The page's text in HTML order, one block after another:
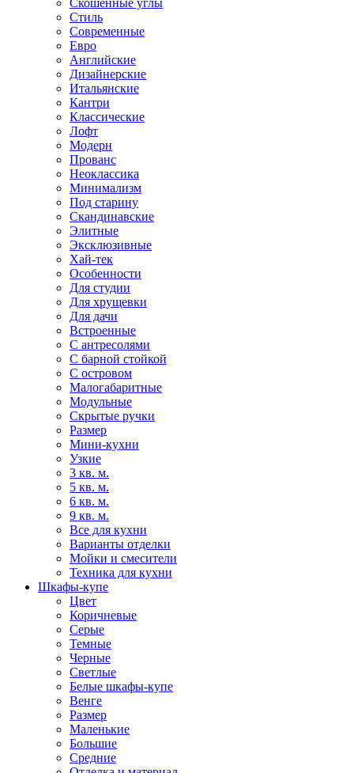
Скошенные углы
Стиль
Современные
Евро
Английские
Дизайнерские
Итальянские
Кантри
Классические
Лофт
Модерн
Прованс
Неоклассика
Минимализм
Под старину
Скандинавские
Элитные
Эксклюзивные
Хай-тек
Особенности
Для студии
Для хрущевки
Для дачи
Встроенные
С антресолями
С барной стойкой
С островом
Малогабаритные
Модульные
Скрытые ручки
Размер
Мини-кухни
Узкие
3 кв. м.
5 кв. м.
6 кв. м.
9 кв. м.
Все для кухни
Варианты отделки
Мойки и смесители
Техника для кухни
Шкафы-купе
Цвет
Коричневые
Серые
Темные
Черные
Светлые
Белые шкафы-купе
Венге
Размер
Маленькие
Большие
Средние